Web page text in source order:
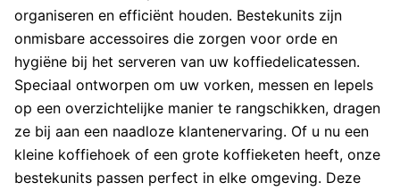
organiseren en efficiënt houden. Bestekunits zijn
onmisbare accessoires die zorgen voor orde en
hygiëne bij het serveren van uw koffiedelicatessen.
Speciaal ontworpen om uw vorken, messen en lepels
op een overzichtelijke manier te rangschikken, dragen
ze bij aan een naadloze klantenervaring. Of u nu een
kleine koffiehoek of een grote koffieketen heeft, onze
bestekunits passen perfect in elke omgeving. Deze